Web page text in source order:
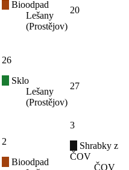
Bioodpad
Lešany
(Prostějov)
20
26
Sklo
Lešany
(Prostějov)
27
2
Bioodpad
3
Shrabky z
ČOV
ČOV